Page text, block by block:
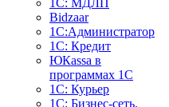
1С: МДЛП
Bidzaar
1С:Администратор
1С: Кредит
ЮКаssа в
программах 1С
1С: Курьер
1С: Бизнес-сеть.